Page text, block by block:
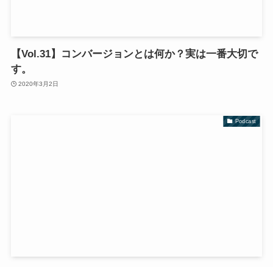
【Vol.31】コンバージョンとは何か？実は一番大切で
す。
2020年3月2日
Podcast